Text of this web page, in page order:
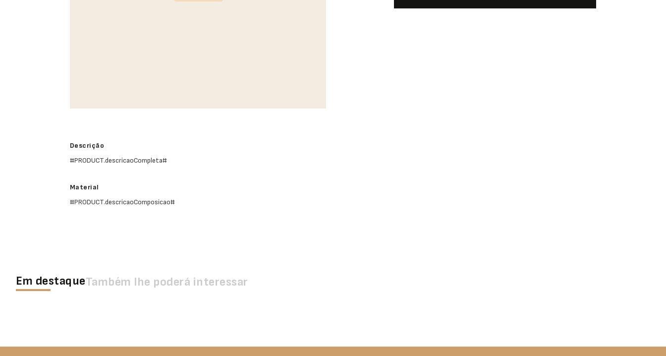
Descrição
#PRODUCT.descricaoCompleta#
Material
#PRODUCT.descricaoComposicao#
Em destaqueTambém lhe poderá interessar